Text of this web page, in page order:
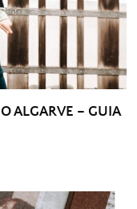
ALGARVE – GUIA